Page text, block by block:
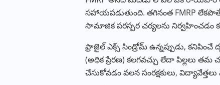
సహాయపడుతుంది. తగినంత FMRP
సామాజిక పరస్పర చర్యలను నిర్వహించడం
ఫ్రాజైల్ ఎక్స్ సిండ్రోమ్ ఉన్నప్పుడు, కనిపించే
(అధిక ప్రేరణ) కలగవచ్చు లేదా పిల్లలు
చేసుకోవడం వలన సంరక్షకులు,